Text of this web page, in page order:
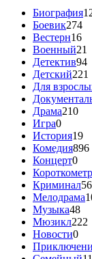
Биография
Боевик274
Вестерн16
Военный21
Детектив94
Детский221
Для
Драма210
Игра0
История19
Комедия896
Концерт0
Криминал56
Мелодрама
Музыка48
Мюзикл222
Новости0